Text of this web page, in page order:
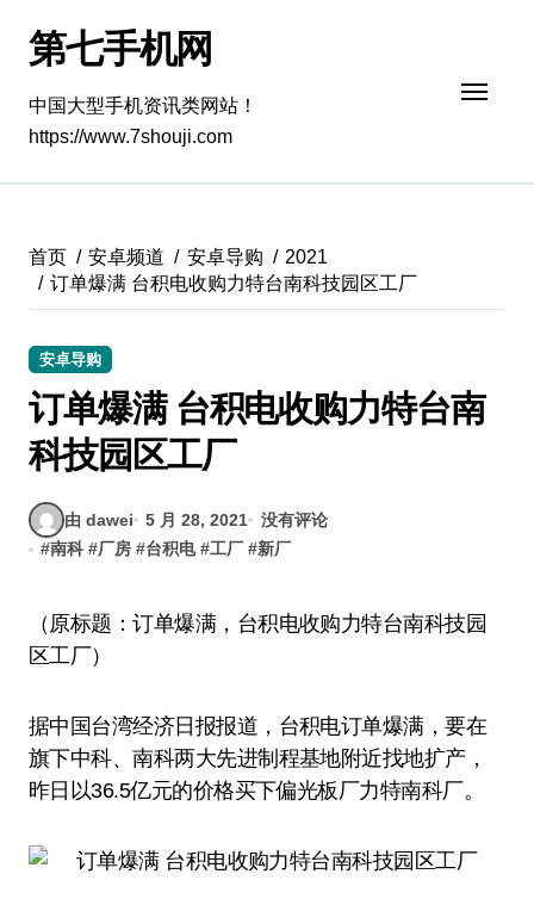
第七手机网
中国大型手机资讯类网站！
https://www.7shouji.com
首页 安卓频道 安卓导购
2021
订单爆满 台积电收购力特台南科技园区工厂
安卓导购
订单爆满 台积电收购力特台南
科技园区工厂
由 dawei 5 月 28, 2021
没有评论
#南科 #厂房 #台积电 #工厂 #新厂
（原标题：订单爆满，台积电收购力特台南科技园
区工厂）
据中国台湾经济日报报道，台积电订单爆满，要在
旗下中科、南科两大先进制程基地附近找地扩产，
昨日以36.5亿元的价格买下偏光板厂力特南科厂。